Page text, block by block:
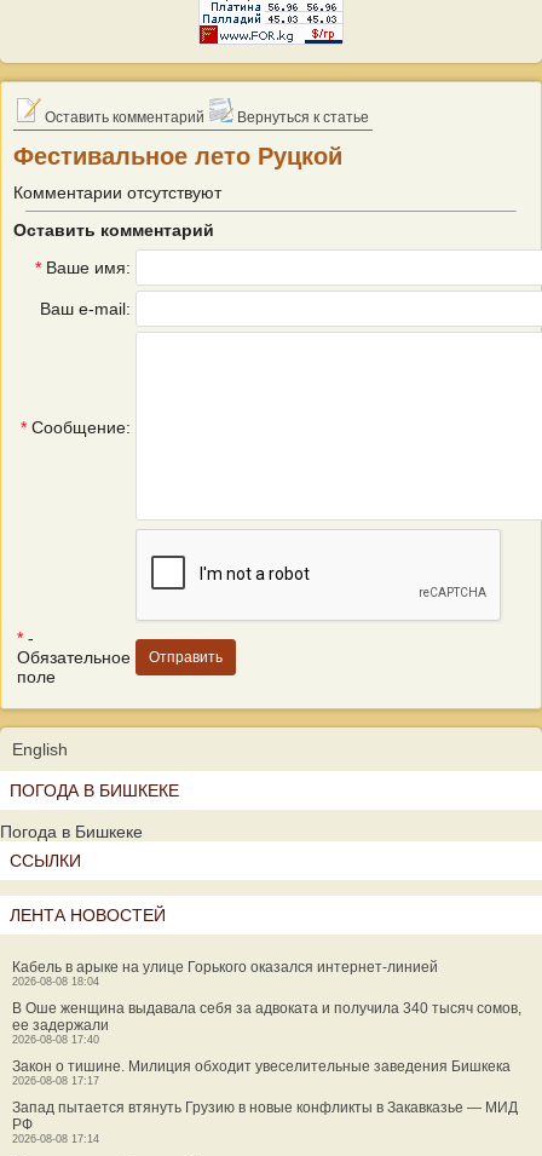
Оставить комментарий Вернуться к статье
Фестивальное лето Руцкой
Комментарии отсутствуют
Оставить комментарий
* Ваше имя:
Ваш e-mail:
* Сообщение:
* -
Обязательное
поле
English
ПОГОДА В БИШКЕКЕ
Погода в Бишкеке
ССЫЛКИ
ЛЕНТА НОВОСТЕЙ
Кабель в арыке на улице Горького оказался интернет-линией
2026-08-08 18:04
В Оше женщина выдавала себя за адвоката и получила 340 тысяч сомов,
ее задержали
2026-08-08 17:40
Закон о тишине. Милиция обходит увеселительные заведения Бишкека
2026-08-08 17:17
Запад пытается втянуть Грузию в новые конфликты в Закавказье — МИД
РФ
2026-08-08 17:14